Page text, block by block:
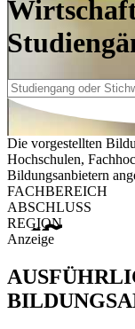
Die vorgestellten
Hochschulen,
Bildungsanbietern
FACHBEREICH
ABSCHLUSS
REGION
Anzeige